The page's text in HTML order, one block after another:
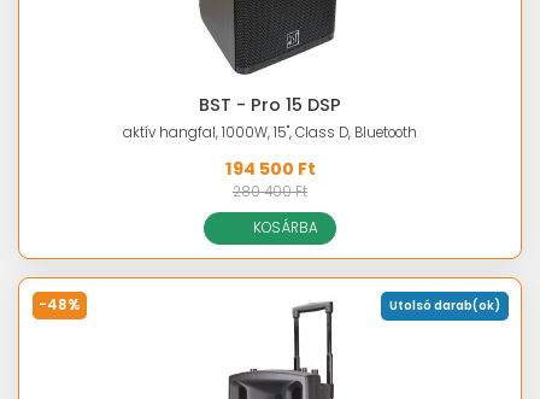
BST - Pro 15 DSP
aktív hangfal, 1000W, 15", Class D, Bluetooth
194 500 Ft
280 400 Ft
KOSÁRBA
-48% Utolsó darab(ok)